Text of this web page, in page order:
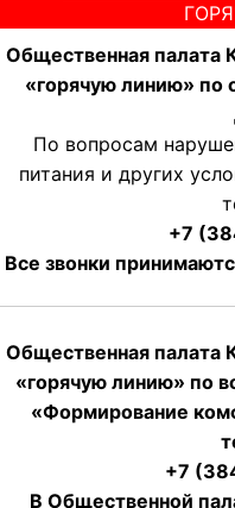
Общественная палата
«горячую линию» по
По вопросам
питания и других
+7
Все звонки
Общественная палата
«горячую линию» по
«Формирование
+7
В Общественной